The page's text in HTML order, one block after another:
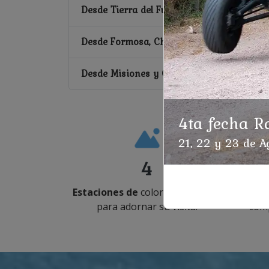
Desde Tierra del Fuego, Santa Cruz,
Desde Formosa, Chaco y Santiago del
Desde Misiones y Corrientes
4
Estaciones de coloridos paisajes
para adornar su visita.
4ta fecha
21, 22 y 23 de